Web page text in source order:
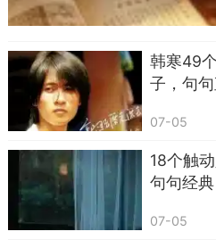
三、动物篇——生动形
韩寒49
子，句
07-05
18个触
句句经典
07-05